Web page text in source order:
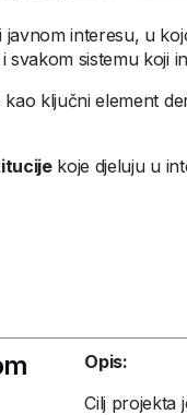
interesu, u
svakom sistemu koji
ključni element
koje djeluju u
Opis:
Cilj projekta